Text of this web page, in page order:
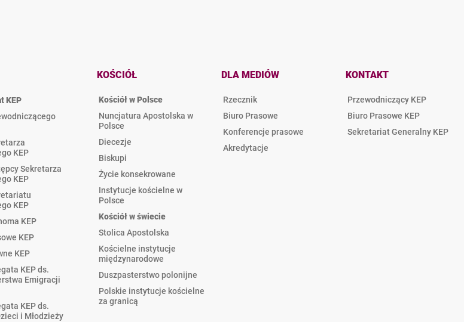
KEP
KEP
Sekretarza
KEP
KEP
KEP
KEP
KEP
KEP ds.
Emigracji
KEP ds.
i Młodzieży
KOŚCIÓŁ
Kościół w Polsce
Nuncjatura Apostolska w
Polsce
Diecezje
Biskupi
Życie konsekrowane
Instytucje kościelne w
Polsce
Kościół w świecie
Stolica Apostolska
Kościelne instytucje
międzynarodowe
Duszpasterstwo polonijne
Polskie instytucje kościelne
za granicą
DLA MEDIÓW
Rzecznik
Biuro Prasowe
Konferencje prasowe
Akredytacje
KONTAKT
Przewodniczący KEP
Biuro Prasowe KEP
Sekretariat Generalny KEP